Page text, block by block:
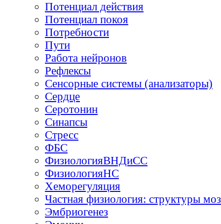
Потенциал действия
Потенциал покоя
Потребности
Пути
Работа нейронов
Рефлексы
Сенсорные системы (анализаторы)
Сердце
Серотонин
Синапсы
Стресс
ФБС
ФизиологияВНДиСС
ФизиологияНС
Хеморегуляция
Частная физиология: структуры
Эмбриогенез